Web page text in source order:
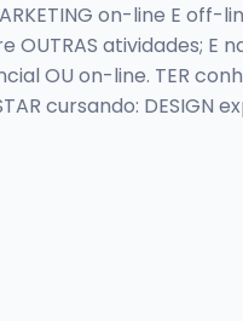
on-line E off-
atividades; E
OU on-line. TER
cursando: DESIGN